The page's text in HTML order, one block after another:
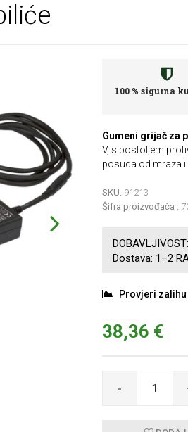
100 % sigurna
Gumeni grijač za
V, s postoljem
posuda od mraza i
SKU: 91213
Šifra proizvođača :
DOBAVLJIVOST:
Dostava: 1–2
Provjeri
38,36 €
-